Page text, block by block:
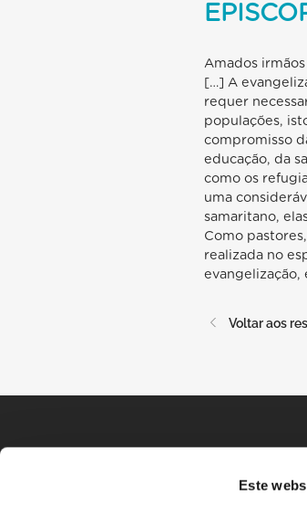
Este
Amados
[…] A
requer
populações,
compromisso
educação, da
como os
uma
samaritano,
Como
realizada no
evangelização,
Voltar aos